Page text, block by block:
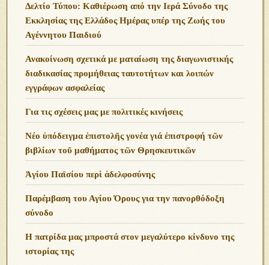
Δελτίο Τύπου: Καθιέρωση από την Ιερά Σύνοδο της
Εκκλησίας της Ελλάδος Ημέρας υπέρ της Ζωής του
Αγέννητου Παιδιού
Ανακοίνωση σχετικά με ματαίωση της διαγωνιστικής
διαδικασίας προμήθειας ταυτοτήτων και λοιπών
εγγράφων ασφαλείας
Για τις σχέσεις μας με πολιτικές κινήσεις
Νέο ὑπόδειγμα ἐπιστολῆς γονέα γιά ἐπιστροφή τῶν
βιβλίων τοῦ μαθήματος τῶν Θρησκευτικῶν
Ἁγίου Παϊσίου περὶ ἀδελφοσύνης
Παρέμβαση του Αγίου Όρους για την πανορθόδοξη
σύνοδο
Η πατρίδα μας μπροστά στον μεγαλύτερο κίνδυνο της
ιστορίας της